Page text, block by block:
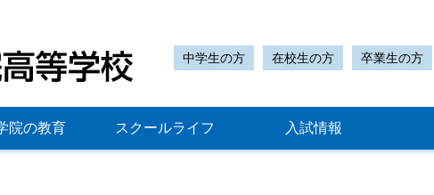
中学生の方 在校生の方 卒業生の方
院の教育 スクールライフ 入試情報